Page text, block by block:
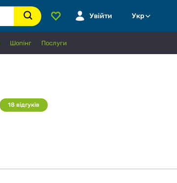
Увійти Укр
Шопінг Послуги
18 відгуків